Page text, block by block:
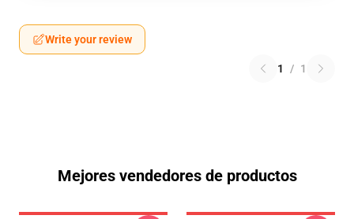
Write your review
1 / 1
Mejores vendedores de productos